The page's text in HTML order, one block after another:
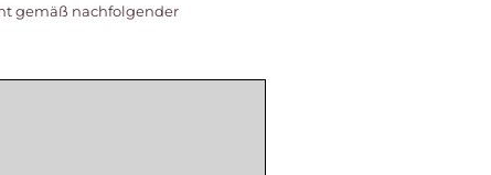
gemäß nachfolgender